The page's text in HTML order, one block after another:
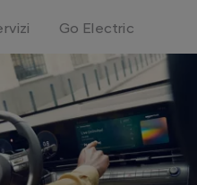
Go Electric